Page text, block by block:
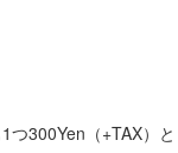
300Yen（+TAX）と